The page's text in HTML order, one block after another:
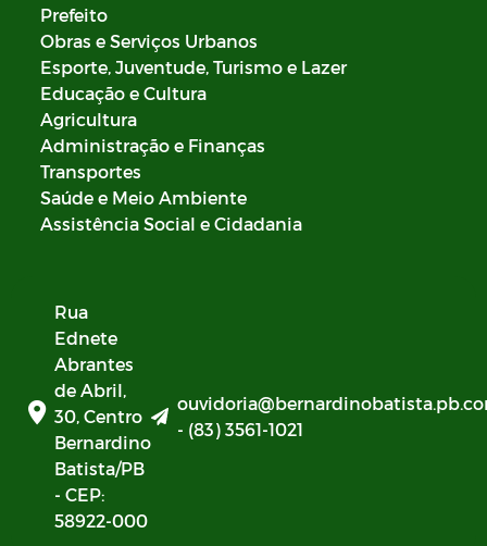
Prefeito
Obras e Serviços Urbanos
Esporte, Juventude, Turismo e Lazer
Educação e Cultura
Agricultura
Administração e Finanças
Transportes
Saúde e Meio Ambiente
Assistência Social e Cidadania
Rua
Ednete
Abrantes
de Abril,
30, Centro
Bernardino
Batista/PB
- CEP:
58922-000
- (83) 3561-1021